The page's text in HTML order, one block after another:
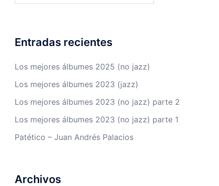
Entradas recientes
Los mejores álbumes 2025 (no jazz)
Los mejores álbumes 2023 (jazz)
Los mejores álbumes 2023 (no jazz) parte 2
Los mejores álbumes 2023 (no jazz) parte 1
Patético – Juan Andrés Palacios
Archivos